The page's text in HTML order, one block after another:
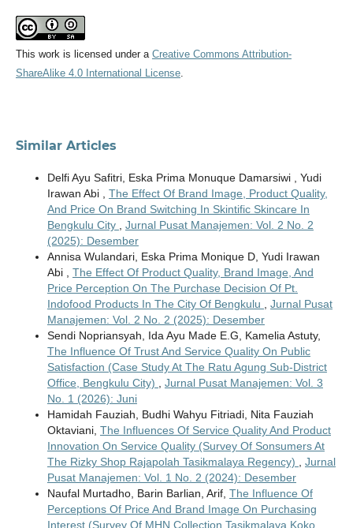
This work is licensed under a Creative Commons Attribution-
ShareAlike 4.0 International License.
Similar Articles
Delfi Ayu Safitri, Eska Prima Monuque Damarsiwi , Yudi
Irawan Abi , The Effect Of Brand Image, Product Quality,
And Price On Brand Switching In Skintific Skincare In
Bengkulu City , Jurnal Pusat Manajemen: Vol. 2 No. 2
(2025): Desember
Annisa Wulandari, Eska Prima Monique D, Yudi Irawan
Abi , The Effect Of Product Quality, Brand Image, And
Price Perception On The Purchase Decision Of Pt.
Indofood Products In The City Of Bengkulu , Jurnal Pusat
Manajemen: Vol. 2 No. 2 (2025): Desember
Sendi Nopriansyah, Ida Ayu Made E.G, Kamelia Astuty,
The Influence Of Trust And Service Quality On Public
Satisfaction (Case Study At The Ratu Agung Sub-District
Office, Bengkulu City) , Jurnal Pusat Manajemen: Vol. 3
No. 1 (2026): Juni
Hamidah Fauziah, Budhi Wahyu Fitriadi, Nita Fauziah
Oktaviani, The Influences Of Service Quality And Product
Innovation On Service Quality (Survey Of Sonsumers At
The Rizky Shop Rajapolah Tasikmalaya Regency) , Jurnal
Pusat Manajemen: Vol. 1 No. 2 (2024): Desember
Naufal Murtadho, Barin Barlian, Arif, The Influence Of
Perceptions Of Price And Brand Image On Purchasing
Interest (Survey Of MHN Collection Tasikmalaya Koko